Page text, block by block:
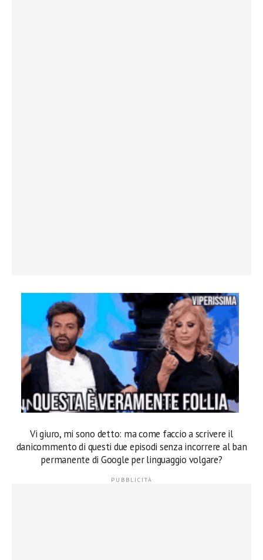
Vi giuro, mi sono detto: ma come faccio a scrivere il
danicommento di questi due episodi senza incorrere al ban
permanente di Google per linguaggio volgare?